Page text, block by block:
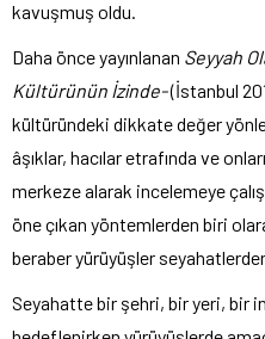
kavuşmuş oldu.
Daha önce yayınlanan Seyyah
Kültürünün İzinde-(İstanbul
kültüründeki dikkate değer
âşıklar, hacılar etrafında ve
merkeze alarak incelemeye
öne çıkan yöntemlerden biri
beraber yürüyüşler
Seyahatte bir şehri, bir yeri, bir